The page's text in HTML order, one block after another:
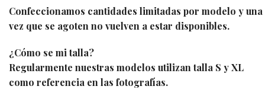
Confeccionamos cantidades limitadas por modelo y una
vez que se agoten no vuelven a estar disponibles.
¿Cómo se mi talla?
Regularmente nuestras modelos utilizan talla S y XL
como referencia en las fotografías.